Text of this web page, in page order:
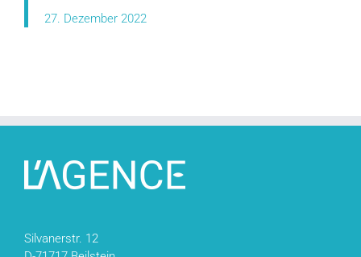
27. Dezember 2022
Silvanerstr. 12